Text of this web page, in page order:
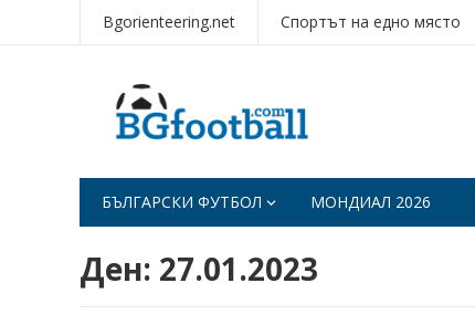
Bgorienteering.net Спортът на едно място
БЪЛГАРСКИ ФУТБОЛ МОНДИАЛ 2026
Ден: 27.01.2023